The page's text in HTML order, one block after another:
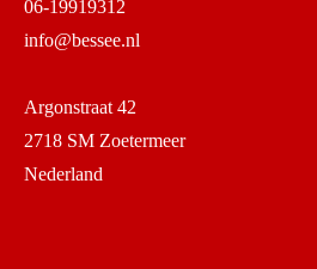
06-19919312
info@bessee.nl
Argonstraat 42
2718 SM Zoetermeer
Nederland